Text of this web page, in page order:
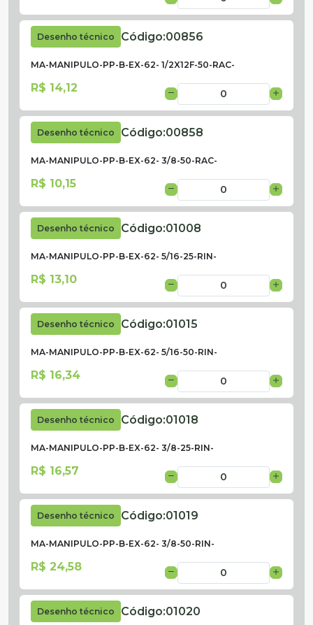
Desenho técnico Código:00856
MA-MANIPULO-PP-B-EX-62- 1/2X12F-50-RAC-
R$ 14,12
Desenho técnico Código:00858
MA-MANIPULO-PP-B-EX-62- 3/8-50-RAC-
R$ 10,15
Desenho técnico Código:01008
MA-MANIPULO-PP-B-EX-62- 5/16-25-RIN-
R$ 13,10
Desenho técnico Código:01015
MA-MANIPULO-PP-B-EX-62- 5/16-50-RIN-
R$ 16,34
Desenho técnico Código:01018
MA-MANIPULO-PP-B-EX-62- 3/8-25-RIN-
R$ 16,57
Desenho técnico Código:01019
MA-MANIPULO-PP-B-EX-62- 3/8-50-RIN-
R$ 24,58
Desenho técnico Código:01020